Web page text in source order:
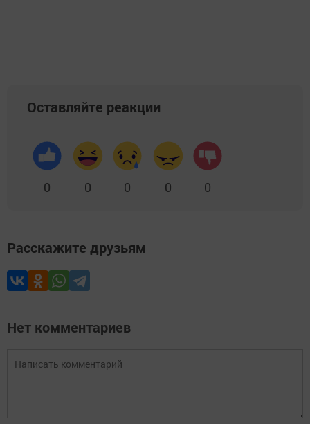
Оставляйте реакции
0 0 0 0 0
Расскажите друзьям
Нет комментариев